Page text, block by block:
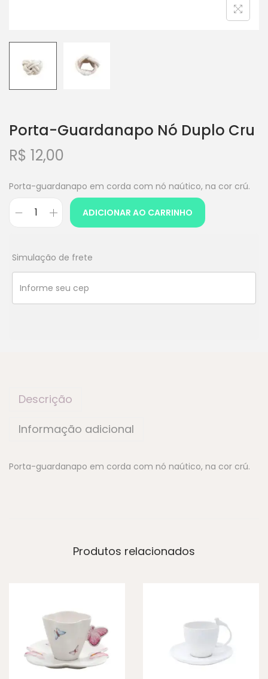
Porta-Guardanapo Nó Duplo Cru
R$ 12,00
Porta-guardanapo em corda com nó naútico, na cor crú.
ADICIONAR AO CARRINHO
Simulação de frete
Descrição
Informação adicional
Porta-guardanapo em corda com nó naútico, na cor crú.
Produtos relacionados